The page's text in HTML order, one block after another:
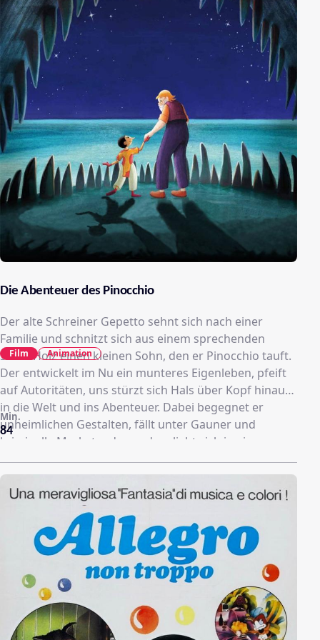
Die Abenteuer des Pinocchio
Der alte Schreiner Gepetto sehnt sich nach einer
Familie und schnitzt sich aus einem sprechenden
Stück Holz einen kleinen Sohn, den er Pinocchio tauft.
Der entwickelt im Nu ein munteres Eigenleben, pfeift
auf Autoritäten, uns stürzt sich Hals über Kopf hinaus
in die Welt und ins Abenteuer. Dabei begegnet er
unheimlichen Gestalten, fällt unter Gauner und
kriminelle Marketender, und verliebt sich in ein
Mädchen mit blauem Haar. Unterdessen sucht ihn
verzweifelt der alte Gepetto. Als ihn ein Fisch
verschluckt, gibt es ein überraschendes Wiedersehen.
84
Min.
Film Animation